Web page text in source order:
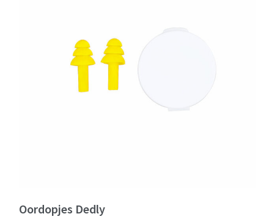
Oordopjes Dedly